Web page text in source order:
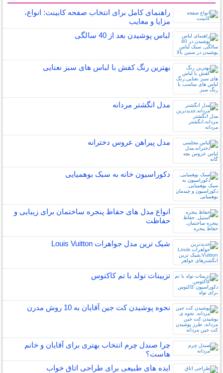
راهنمای کامل برای انتخاب صفحه کابینت: انواع،
مزایا و معایب
لباس پوشیدن بعد از 40 سالگی
بهترین رنگ کفش با لباس های سبز نعنایی
مدل انگشتر مردانه
مدل پیراهن عروس دخترانه
دکوراسیون خانه به سبک بوهمیایی
انواع مدل های حفاظ پنجره ساختمان برای زیبایی و
حفاظت
شیک ترین مدل جواهرات Louis Vuitton
تزیینات تولد با تم کاکتوس
نحوه پوشیدن کت جین آقایان به 10 روش مدرن
چرا صندل چرم انتخاب بهتری برای آقایان و خانم
هاست؟
ایده های طبیعی برای طراحی اتاق خواب